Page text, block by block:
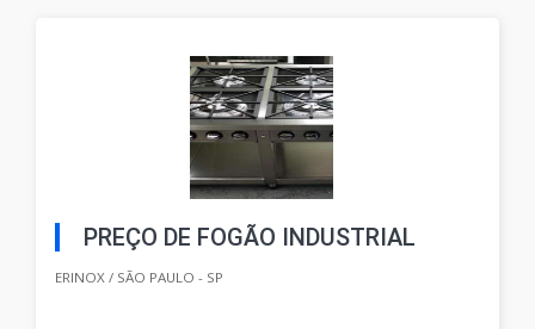
PREÇO DE FOGÃO INDUSTRIAL
ERINOX / SÃO PAULO - SP